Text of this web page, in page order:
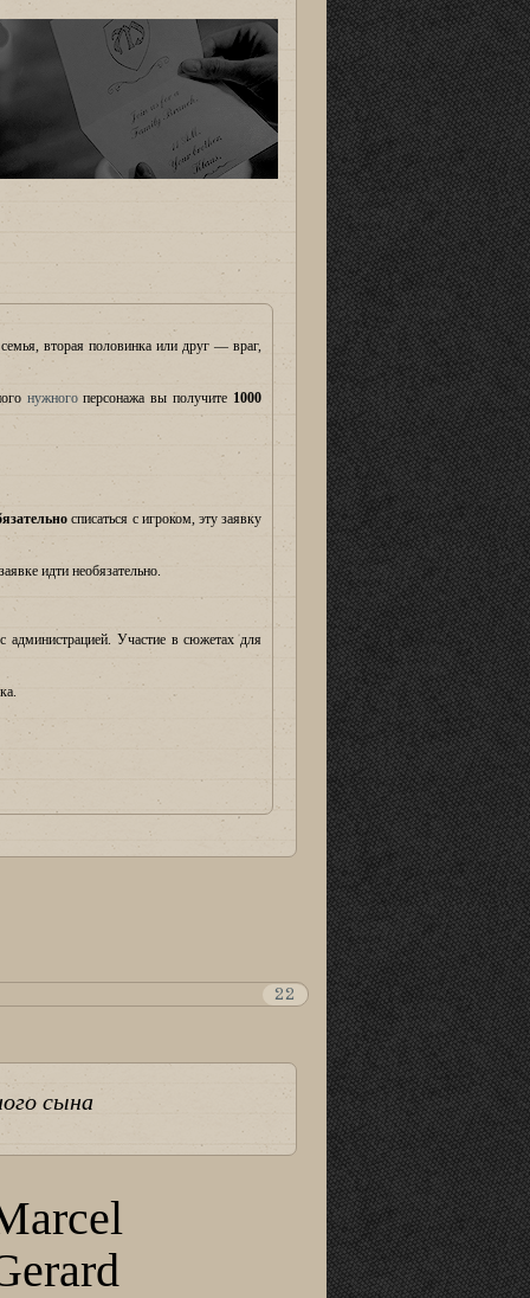
вторая половинка или друг — враг,
нужногоперсонажа вы получите 1000
списаться с игроком, эту заявку
идти необязательно.
администрацией. Участие в сюжетах для
22
сына